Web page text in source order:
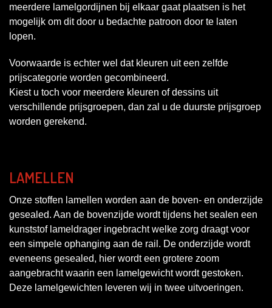
meerdere lamelgordijnen bij elkaar gaat plaatsen is het
mogelijk om dit door u bedachte patroon door te laten
lopen.
Voorwaarde is echter wel dat kleuren uit een zelfde
prijscategorie worden gecombineerd.
Kiest u toch voor meerdere kleuren of dessins uit
verschillende prijsgroepen, dan zal u de duurste prijsgroep
worden gerekend.
LAMELLEN
Onze stoffen lamellen worden aan de boven- en onderzijde
gesealed. Aan de bovenzijde wordt tijdens het sealen een
kunststof lameldrager ingebracht welke zorg draagt voor
een simpele ophanging aan de rail. De onderzijde wordt
eveneens gesealed, hier wordt een grotere zoom
aangebracht waarin een lamelgewicht wordt gestoken.
Deze lamelgewichten leveren wij in twee uitvoeringen.